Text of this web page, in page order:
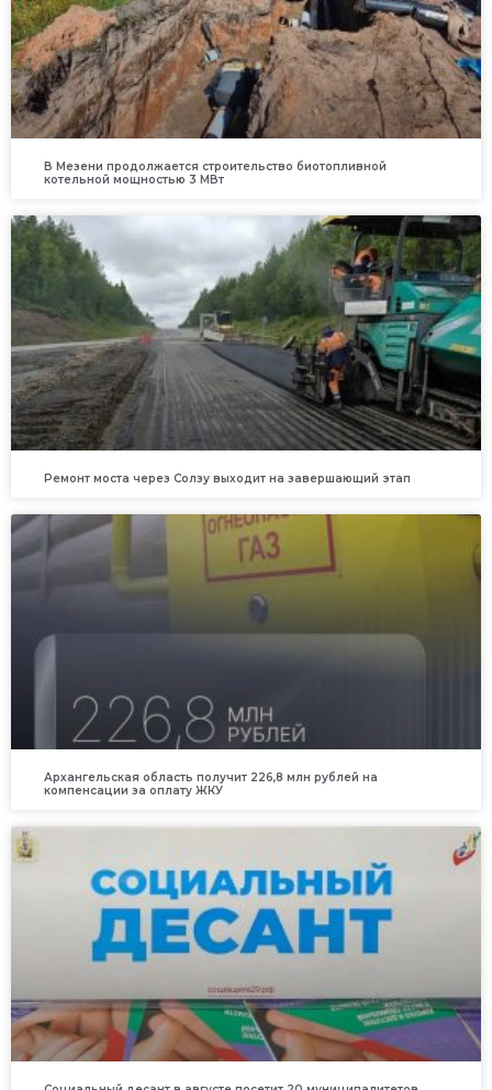
В Мезени продолжается строительство биотопливной
котельной мощностью 3 МВт
Ремонт моста через Солзу выходит на завершающий этап
Архангельская область получит 226,8 млн рублей на
компенсации за оплату ЖКУ